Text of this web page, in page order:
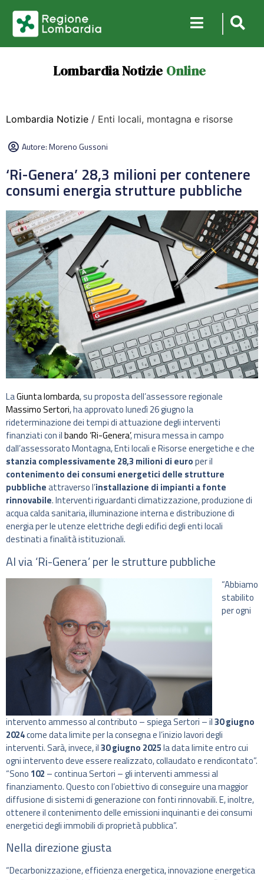
Lombardia Notizie Online
Lombardia Notizie / Enti locali, montagna e risorse
Autore:Moreno Gussoni
‘Ri-Genera’ 28,3 milioni per contenere
consumi energia strutture pubbliche
LaGiunta lombarda, su proposta dell’assessore regionale
Massimo Sertori, ha approvato lunedì 26 giugno la
rideterminazione dei tempi di attuazione degli interventi
finanziati con ilbando ‘Ri-Genera’, misura messa in campo
dall’assessorato Montagna, Enti locali e Risorse energetiche e che
stanzia complessivamente 28,3 milioni di europer il
contenimento dei consumi energetici delle strutture
pubblicheattraverso l’installazione di impianti a fonte
rinnovabile. Interventi riguardanti climatizzazione, produzione di
acqua calda sanitaria, illuminazione interna e distribuzione di
energia per le utenze elettriche degli edifici degli enti locali
destinati a finalità istituzionali.
Al via ‘Ri-Genera’ per le strutture pubbliche
“Abbiamo
stabilito
per ogni
intervento ammesso al contributo – spiega Sertori – il30 giugno
2024come data limite per la consegna e l’inizio lavori degli
interventi. Sarà, invece, il30 giugno 2025la data limite entro cui
ogni intervento deve essere realizzato, collaudato e rendicontato”.
“Sono 102 – continua Sertori – gli interventi ammessi al
finanziamento. Questo con l’obiettivo di conseguire una maggior
diffusione di sistemi di generazione con fonti rinnovabili. E, inoltre,
ottenere il contenimento delle emissioni inquinanti e dei consumi
energetici degli immobili di proprietà pubblica”.
Nella direzione giusta
“Decarbonizzazione, efficienza energetica, innovazione energetica